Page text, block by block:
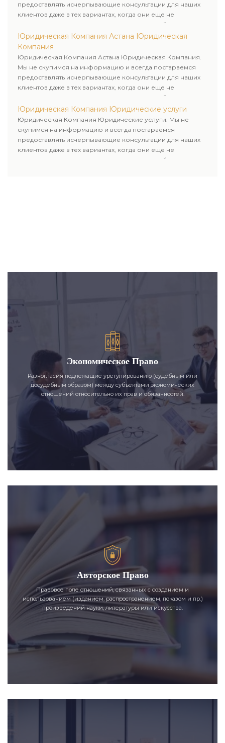
предоставлять исчерпывающие консультации для наших
клиентов даже в тех вариантах, когда они еще не
пользовались юридическими услугами нашей компании.
Юридическая Компания Астана Юридическая
Компания
Юридическая Компания Астана Юридическая Компания.
Мы не скупимся на информацию и всегда постараемся
предоставлять исчерпывающие консультации для наших
клиентов даже в тех вариантах, когда они еще не
пользовались юридическими услугами нашей компании.
Юридическая Компания Юридические услуги
Юридическая Компания Юридические услуги. Мы не
скупимся на информацию и всегда постараемся
предоставлять исчерпывающие консультации для наших
клиентов даже в тех вариантах, когда они еще не
пользовались юридическими услугами нашей компании.
Экономическое Право
Разногласия подлежащие урегулированию (судебным или
досудебным образом) между субъектами экономических
отношений относительно их прав и обязанностей.
Авторское Право
Правовое поле отношений, связанных с созданием и
использованием (изданием, распространением, показом и пр.)
произведений науки, литературы или искусства.